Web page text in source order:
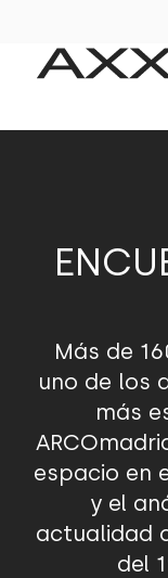
Más de
uno de los
más
espacio en
y el
actualidad
del